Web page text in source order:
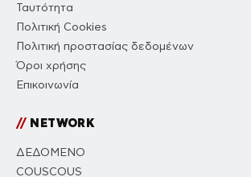
Ταυτότητα
Πολιτική Cookies
Πολιτική προστασίας δεδομένων
Όροι χρήσης
Επικοινωνία
//NETWORK
ΔΕΔΟΜΕΝΟ
COUSCOUS